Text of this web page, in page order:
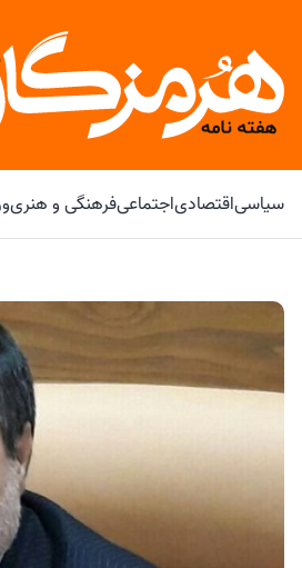
سیاسیاقتصادیاجتماعیفرهنگی و هنری